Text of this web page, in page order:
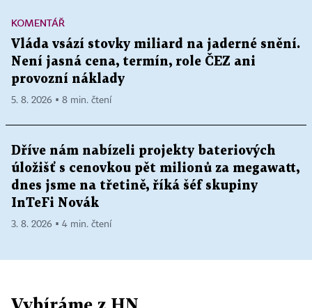
KOMENTÁŘ
Vláda vsází stovky miliard na jaderné snění.
Není jasná cena, termín, role ČEZ ani
provozní náklady
5. 8. 2026 ▪ 8 min. čtení
Dříve nám nabízeli projekty bateriových
úložišť s cenovkou pět milionů za megawatt,
dnes jsme na třetině, říká šéf skupiny
InTeFi Novák
3. 8. 2026 ▪ 4 min. čtení
Vybíráme z HN